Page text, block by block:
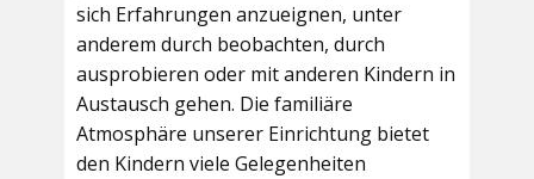
sich Erfahrungen anzueignen, unter
anderem durch beobachten, durch
ausprobieren oder mit anderen Kindern in
Austausch gehen. Die familiäre
Atmosphäre unserer Einrichtung bietet
den Kindern viele Gelegenheiten